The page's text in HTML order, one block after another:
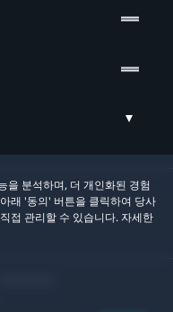
을 분석하며, 더 개인화된 경험
래 '동의' 버튼을 클릭하여 당사
접 관리할 수 있습니다. 자세한